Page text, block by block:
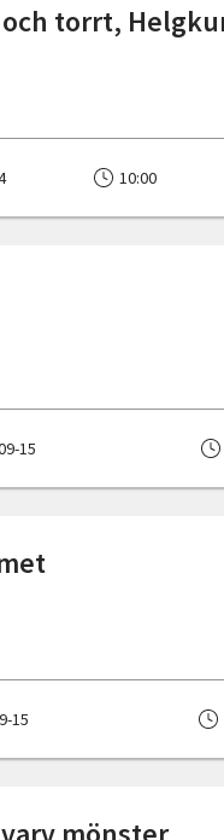
torrt,
10:00
15
15